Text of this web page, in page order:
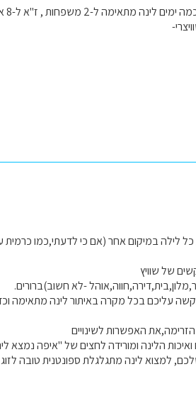
לילה במיקום אחר (אם כי לדעתי,כמו כרמית
של שוויץ
-לא חשוב)ברורים.
עליכם בכל מקרה באיתור לינה מתאימה
האפשרות לשינויים
הלינה ומורידה לחצים של "איפה נמצא
למצוא לינה מתגלגלת ספונטנית טובה